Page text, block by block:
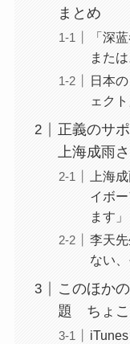
まとめ
「深
また
日本
ェクト
正義のサ
上海成雨
上海
イボ
ます」
李天
ない
このほか
題 ちょこ